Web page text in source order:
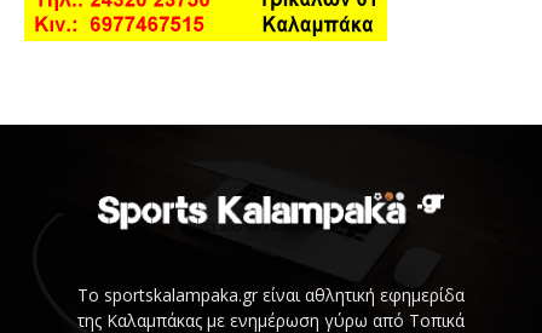
Το sportskalampaka.gr είναι αθλητική εφημερίδα
της Καλαμπάκας με ενημέρωση γύρω από Τοπικά